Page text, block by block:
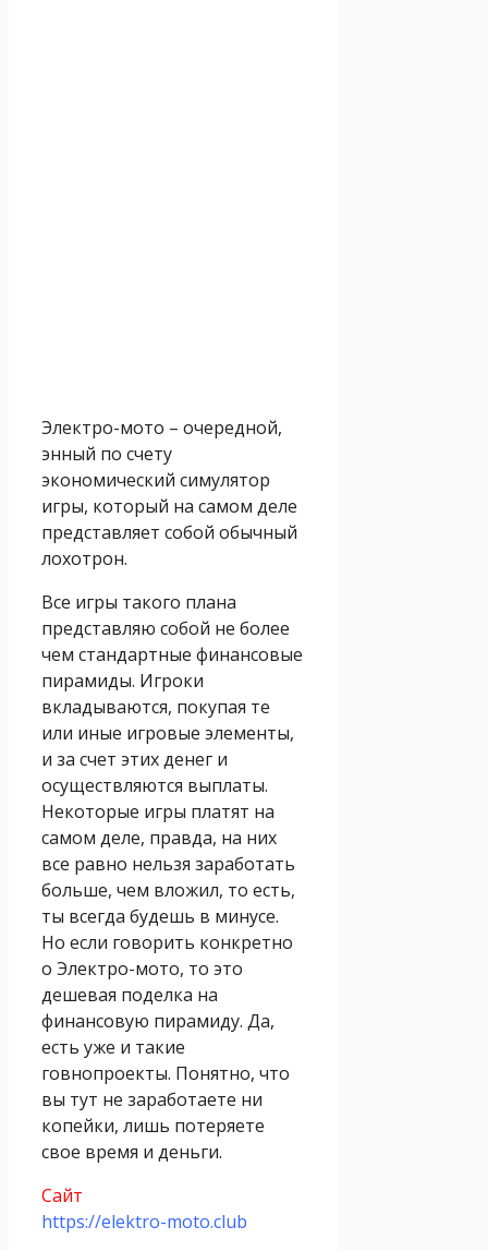
Электро-мото – очередной,
энный по счету
экономический симулятор
игры, который на самом деле
представляет собой обычный
лохотрон.
Все игры такого плана
представляю собой не более
чем стандартные финансовые
пирамиды. Игроки
вкладываются, покупая те
или иные игровые элементы,
и за счет этих денег и
осуществляются выплаты.
Некоторые игры платят на
самом деле, правда, на них
все равно нельзя заработать
больше, чем вложил, то есть,
ты всегда будешь в минусе.
Но если говорить конкретно
о Электро-мото, то это
дешевая поделка на
финансовую пирамиду. Да,
есть уже и такие
говнопроекты. Понятно, что
вы тут не заработаете ни
копейки, лишь потеряете
свое время и деньги.
Сайт
https://elektro-moto.club